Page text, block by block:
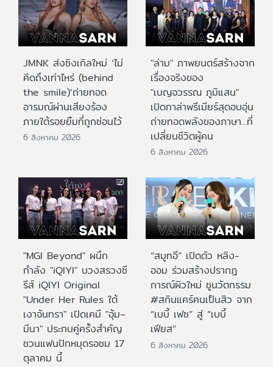
JMNK ส่งซิงเกิลใหม่ ‘ไม่
คิดถึงเท่าไหร่ (behind
the smile)’ถ่ายทอด
อารมณ์ผ่านเสียงร้อง
ภายใต้รอยยิ้มที่ถูกซ่อนไว้
6 สิงหาคม 2026
"ล่าม" ภาพยนตร์สร้างจาก
เรื่องจริงของ
"เบญจวรรณ ภูมิแสน"
เปิดกาล่าพรีเมียร์สุดอบอุ่น
ถ่ายทอดพลังของภาษา...ที่
เปลี่ยนชีวิตผู้คน
6 สิงหาคม 2026
"MGI Beyond" ผนึก
กำลัง "iQIYI" บวงสรวงซี
รีส์ iQIYI Original
"Under Her Rules ใต้
เงาจันทรา" เปิดเคมี "อุ้ม–
มีนา" ประกบคู่ครั้งสำคัญ
ชวนแฟนปักหมุดรอชม 17
ตุลาคม นี้
“สมูทอี” เปิดตัว หลิง-
ออม ร่วมสร้างปรากฎ
การณ์ผิวใหม่ ชูนวัตกรรม
#สกินแคร์คนเป็นสิว จาก
“เบบี้ เฟซ” สู่ “เบบี้
เฟียส”
6 สิงหาคม 2026